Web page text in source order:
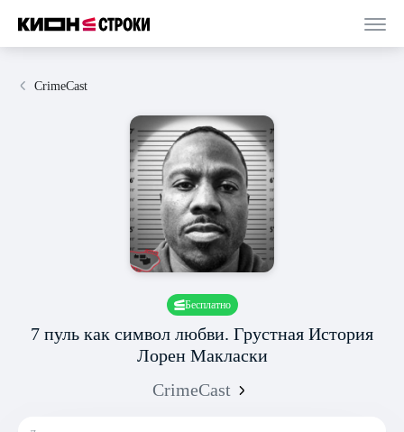
CrimeCast
Бесплатно
7 пуль как символ любви. Грустная История
Лорен Макласки
CrimeCast